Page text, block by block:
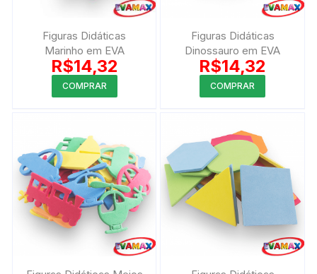
Figuras Didáticas
Marinho em EVA
R$14,32
COMPRAR
Figuras Didáticas
Dinossauro em EVA
R$14,32
COMPRAR